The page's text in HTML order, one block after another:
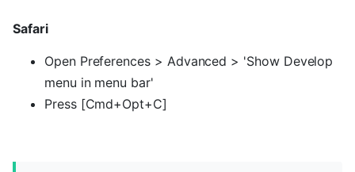
Safari
Open Preferences > Advanced > 'Show Develop
menu in menu bar'
Press [Cmd+Opt+C]